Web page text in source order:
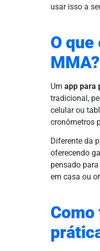
usar isso a
O
MMA?
Um app para
tradicional,
celular ou
cronômetros
Diferente da
oferecendo
pensado
em casa ou